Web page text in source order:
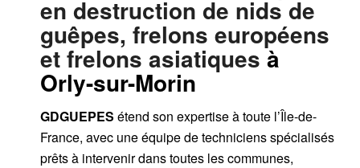
en destruction de nids de
guêpes, frelons européens
et frelons asiatiquesà
Orly-sur-Morin
GDGUEPES étend son expertise à toute l’Île-de-
France, avec une équipe de techniciens spécialisés
prêts à intervenir dans toutes les communes,